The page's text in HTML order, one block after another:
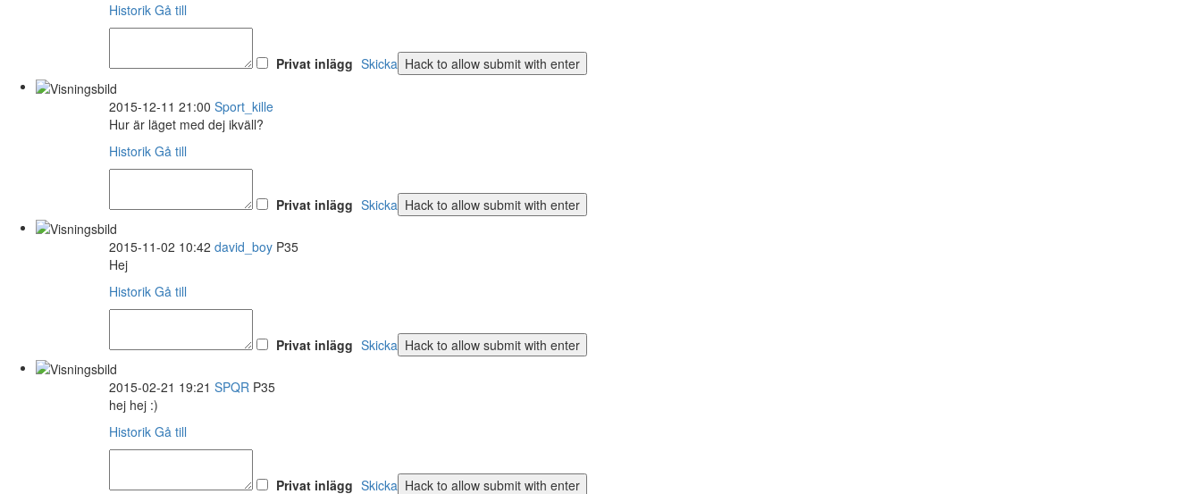
Historik Gå till
Privat inlägg Skicka
2015-12-11 21:00 Sport_kille
Hur är läget med dej ikväll?
Historik Gå till
Privat inlägg Skicka
2015-11-02 10:42 david_boy P35
Hej
Historik Gå till
Privat inlägg Skicka
2015-02-21 19:21 SPQR P35
hej hej :)
Historik Gå till
Privat inlägg Skicka